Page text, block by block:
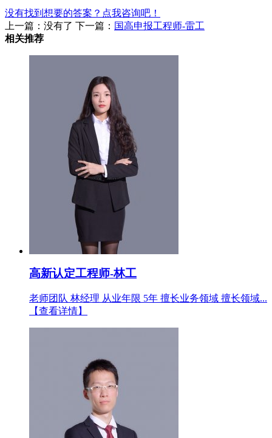
没有找到想要的答案？点我咨询吧！
上一篇：没有了 下一篇： 国高申报工程师-雷工
相关推荐
高新认定工程师-林工
老师团队 林经理 从业年限 5年 擅长业务领域 擅长领域...
【查看详情】